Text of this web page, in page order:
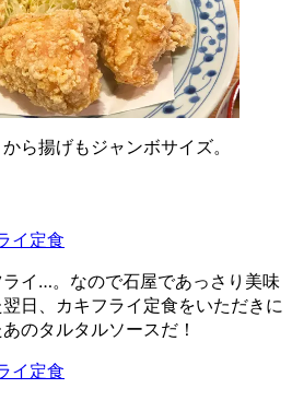
ら揚げもジャンボサイズ。
イ…。なので石屋であっさり美味
日、カキフライ定食をいただきに
のタルタルソースだ！